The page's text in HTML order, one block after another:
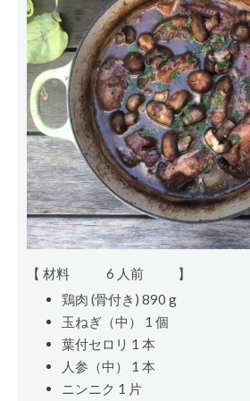
【 材料 6 人前
】
鶏肉 (骨付き) 890 g
玉ねぎ（中） 1 個
葉付セロリ 1 本
人参（中） 1 本
ニンニク 1 片